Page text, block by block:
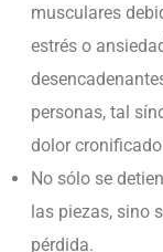
musculares
estrés o
personas, tal
dolor
No sólo se
las piezas, sino
pérdida.